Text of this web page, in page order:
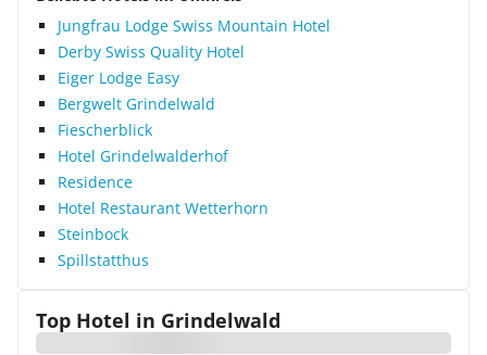
Jungfrau Lodge Swiss Mountain Hotel
Derby Swiss Quality Hotel
Eiger Lodge Easy
Bergwelt Grindelwald
Fiescherblick
Hotel Grindelwalderhof
Residence
Hotel Restaurant Wetterhorn
Steinbock
Spillstatthus
Top Hotel in Grindelwald